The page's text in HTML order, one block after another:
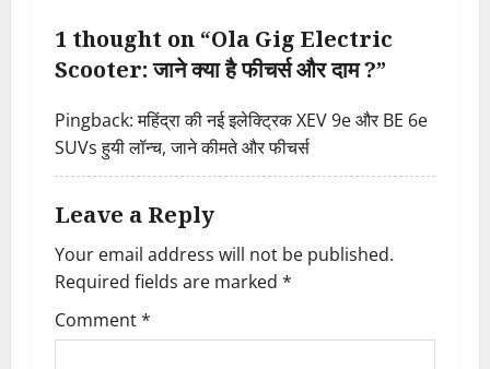
a
v
i
g
a
t
i
o
1 thought on “Ola Gig Electric
Scooter: जाने क्या है फीचर्स और दाम ?”
Pingback:महिंद्रा की नई इलेक्ट्रिक XEV 9e और BE 6e
SUVs हुयी लॉन्च, जाने कीमते और फीचर्स
Leave a Reply
Your email address will not be published.
Required fields are marked *
Comment*